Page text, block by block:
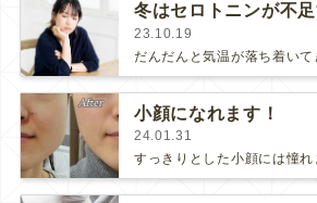
冬はセロトニンが不
23.10.19
小顔になれます！
24.01.31